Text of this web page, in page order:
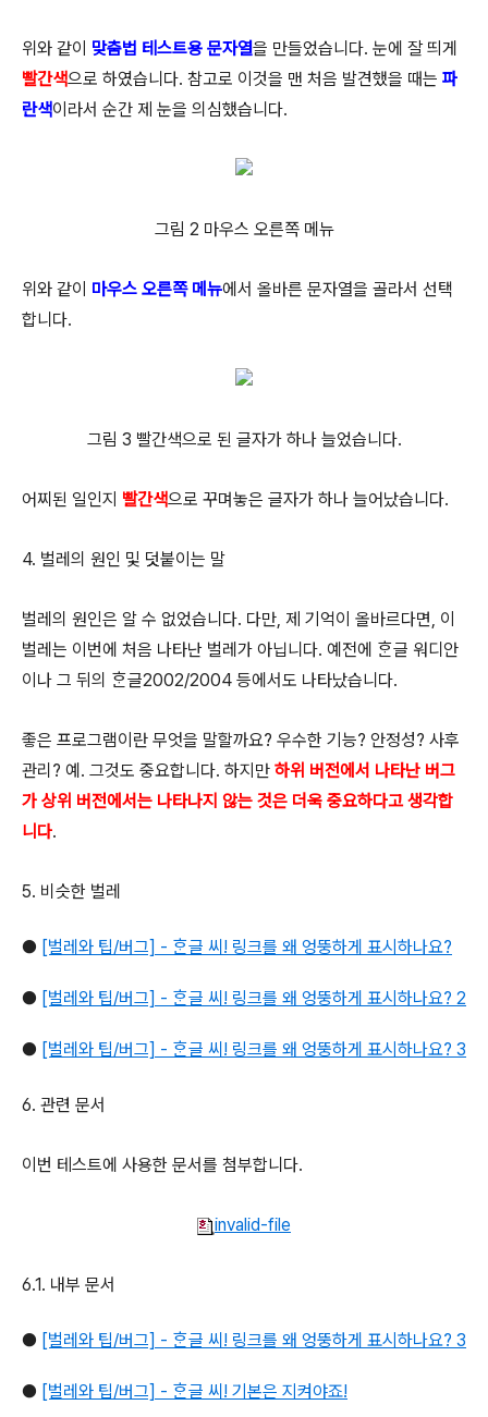
위와 같이 맞춤법 테스트용 문자열을 만들었습니다. 눈에 잘 띄게
빨간색으로 하였습니다. 참고로 이것을 맨 처음 발견했을 때는 파
란색이라서 순간 제 눈을 의심했습니다.
그림 2 마우스 오른쪽 메뉴
위와 같이 마우스 오른쪽 메뉴에서 올바른 문자열을 골라서 선택
합니다.
그림 3 빨간색으로 된 글자가 하나 늘었습니다.
어찌된 일인지 빨간색으로 꾸며놓은 글자가 하나 늘어났습니다.
4. 벌레의 원인 및 덧붙이는 말
벌레의 원인은 알 수 없었습니다. 다만, 제 기억이 올바르다면, 이
벌레는 이번에 처음 나타난 벌레가 아닙니다. 예전에 ᄒᆞᆫ글 워디안
이나 그 뒤의 ᄒᆞᆫ글2002/2004 등에서도 나타났습니다.
좋은 프로그램이란 무엇을 말할까요? 우수한 기능? 안정성? 사후
관리? 예. 그것도 중요합니다. 하지만 하위 버전에서 나타난 버그
가 상위 버전에서는 나타나지 않는 것은 더욱 중요하다고 생각합
니다.
5. 비슷한 벌레
● [벌레와 팁/버그] - ᄒᆞᆫ글 씨! 링크를 왜 엉뚱하게 표시하나요?
● [벌레와 팁/버그] - ᄒᆞᆫ글 씨! 링크를 왜 엉뚱하게 표시하나요? 2
● [벌레와 팁/버그] - ᄒᆞᆫ글 씨! 링크를 왜 엉뚱하게 표시하나요? 3
6. 관련 문서
이번 테스트에 사용한 문서를 첨부합니다.
invalid-file
6.1. 내부 문서
● [벌레와 팁/버그] - ᄒᆞᆫ글 씨! 링크를 왜 엉뚱하게 표시하나요? 3
● [벌레와 팁/버그] - ᄒᆞᆫ글 씨! 기본은 지켜야죠!